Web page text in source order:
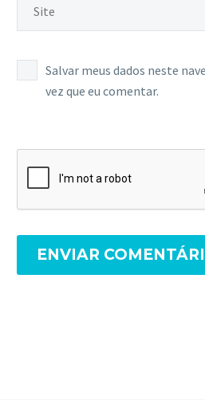
Salvar meus dados neste
vez que eu comentar.
ENVIAR